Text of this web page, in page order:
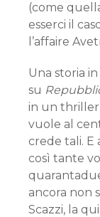
(come
esserci il
l’affaire
Una storia
su
in un
vuole al
crede tali. E
così tante
ancora non
Scazzi, la